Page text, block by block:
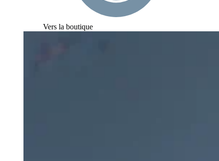
Vers la boutique